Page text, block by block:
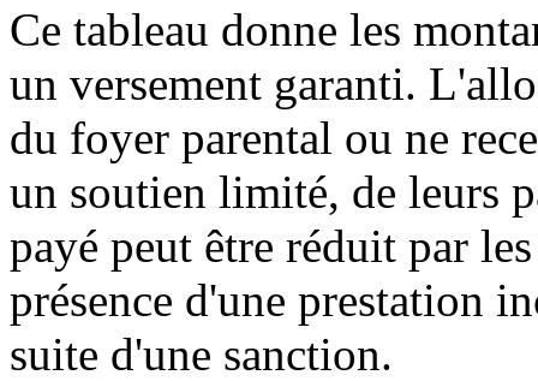
Ce tableau donne les
un versement garanti.
du foyer parental ou ne
un soutien limité, de leurs
payé peut être réduit par
présence d'une prestation
suite d'une sanction.